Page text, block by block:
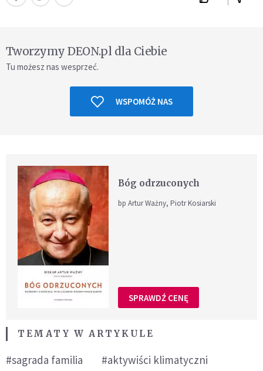
Tworzymy DEON.pl dla Ciebie
Tu możesz nas wesprzeć.
WSPOMÓŻ NAS
Bóg odrzuconych
bp Artur Ważny, Piotr Kosiarski
SPRAWDŹ CENĘ
TEMATY W ARTYKULE
#sagrada familia
#aktywiści klimatyczni